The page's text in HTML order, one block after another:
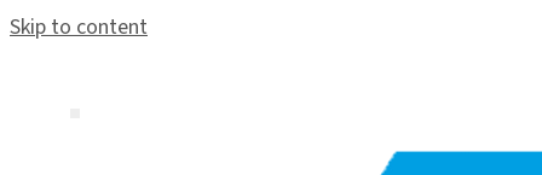
Skip to content